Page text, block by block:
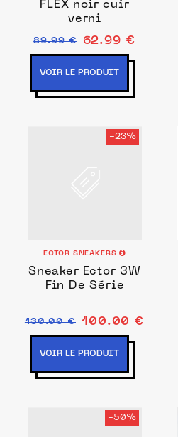
FLEX noir cuir
verni
89.99 € 62.99 €
VOIR LE PRODUIT
-23%
ECTOR SNEAKERS
Sneaker Ector 3W
Fin De Série
130.00 € 100.00 €
VOIR LE PRODUIT
-50%